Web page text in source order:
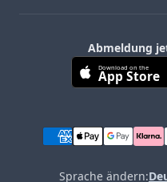
Abmeldung
Download on the
App Store
Sprache ändern: